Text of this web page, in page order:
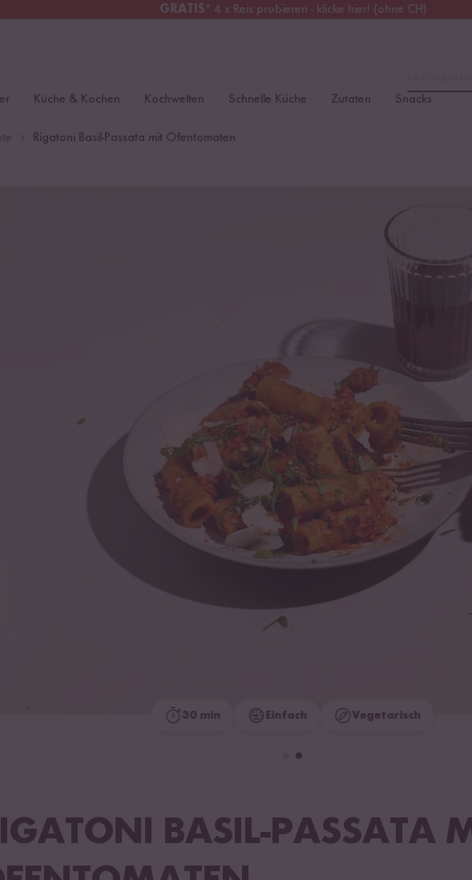
GRATIS* 4 x Reis probieren - klicke hier! (ohne CH)
Kostenloser Versand
Küche & Kochen Kochwelten Schnelle Küche Zutaten Snacks
Rigatoni Basil-Passata mit Ofentomaten
30 min Einfach Vegetarisch
BASIL-PASSATA